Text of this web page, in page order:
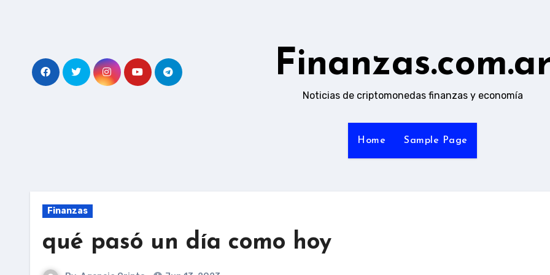
Noticias de criptomonedas finanzas y economía
Home Sample Page
Finanzas
qué pasó un día como hoy